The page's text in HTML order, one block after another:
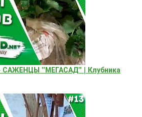
"МЕГАСАД" | Клубника